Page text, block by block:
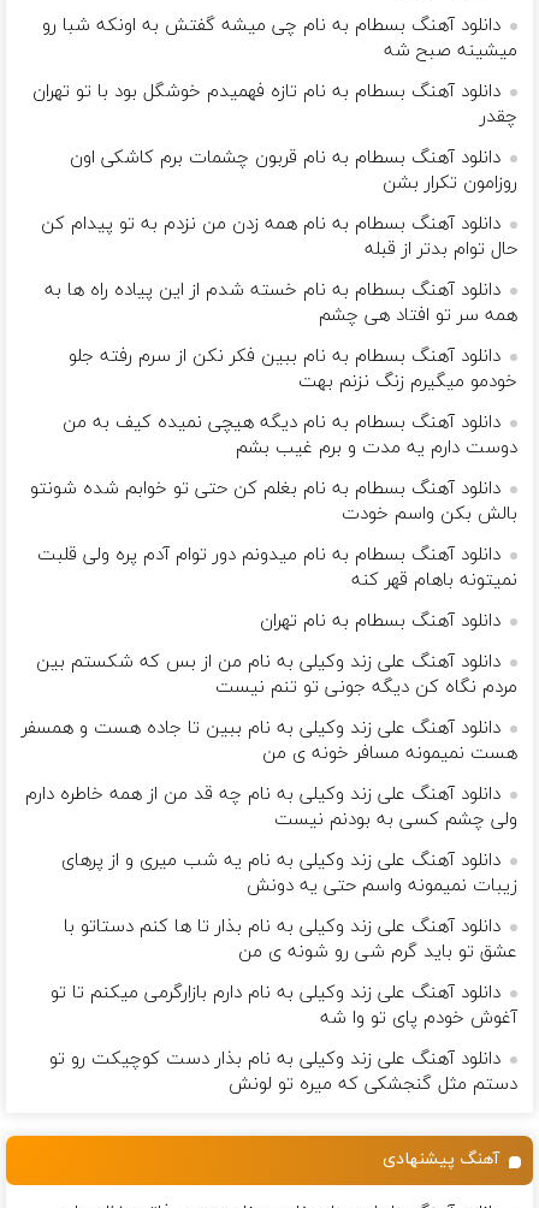
دانلود آهنگ بسطام به نام چی میشه گفتش به اونکه شبا رو
میشینه صبح شه
دانلود آهنگ بسطام به نام تازه فهمیدم خوشگل بود با تو تهران
چقدر
دانلود آهنگ بسطام به نام قربون چشمات برم کاشکی اون
روزامون تکرار بشن
دانلود آهنگ بسطام به نام همه زدن من نزدم به تو پیدام کن
حال توام بدتر از قبله
دانلود آهنگ بسطام به نام خسته شدم از این پیاده راه ها به
همه سر تو افتاد هی چشم
دانلود آهنگ بسطام به نام ببین فکر نکن از سرم رفته جلو
خودمو میگیرم زنگ نزنم بهت
دانلود آهنگ بسطام به نام دیگه هیچی نمیده کیف به من
دوست دارم یه مدت و برم غیب بشم
دانلود آهنگ بسطام به نام بغلم کن حتی تو خوابم شده شونتو
بالش بکن واسم خودت
دانلود آهنگ بسطام به نام میدونم دور توام آدم پره ولی قلبت
نمیتونه باهام قهر کنه
دانلود آهنگ بسطام به نام تهران
دانلود آهنگ علی زند وکیلی به نام من از بس كه شكستم بین
مردم نگاه كن دیگه جونى تو تنم نیست
دانلود آهنگ علی زند وکیلی به نام ببین تا جاده هست و همسفر
هست نمیمونه مسافر خونه ی من
دانلود آهنگ علی زند وکیلی به نام چه قد من از همه خاطره دارم
ولی چشم كسی به بودنم نیست
دانلود آهنگ علی زند وکیلی به نام یه شب میرى و از پرهای
زيبات نمیمونه واسم حتی یه دونش
دانلود آهنگ علی زند وکیلی به نام بذار تا ها كنم دستاتو با
عشق تو باید گرم شی رو شونه ى من
دانلود آهنگ علی زند وکیلی به نام دارم بازارگرمی میكنم تا تو
آغوش خودم پای تو وا شه
دانلود آهنگ علی زند وکیلی به نام بذار دست كوچیكت رو تو
دستم مثل گنجشكی كه میره تو لونش
آهنگ پیشنهادی